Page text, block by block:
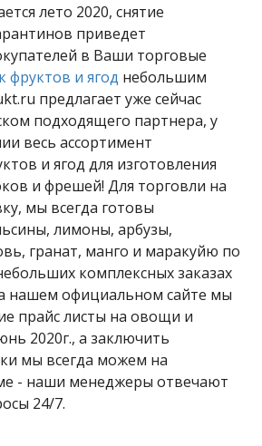
лето 2020, снятие
приведет
в Ваши торговые
фруктов и ягод небольшим
предлагает уже сейчас
подходящего партнера, у
весь ассортимент
и ягод для изготовления
и фрешей! Для торговли на
мы всегда готовы
лимоны, арбузы,
гранат, манго и маракуйю по
комплексных заказах
нашем официальном сайте мы
прайс листы на овощи и
2020г., а заключить
мы всегда можем на
- наши менеджеры отвечают
24/7.